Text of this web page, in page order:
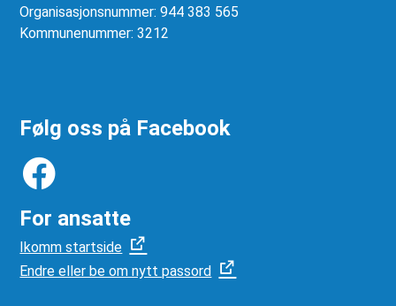
Organisasjonsnummer: 944 383 565
Kommunenummer: 3212
Følg oss på Facebook
For ansatte
Ikomm startside
Endre eller be om nytt passord